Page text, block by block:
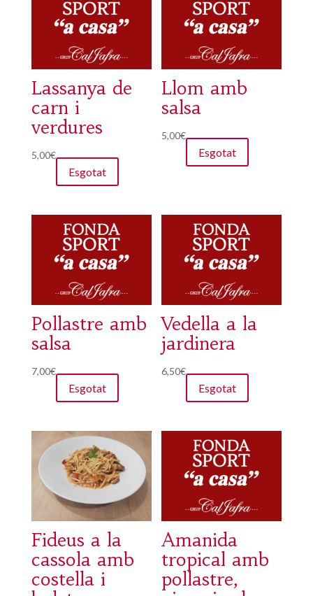
Lassanya de
carn i
verdures
5,00€
Esgotat
Llom amb
salsa
5,00€
Esgotat
Pollastre amb
salsa
7,00€
Esgotat
Vedella a la
jardinera
6,50€
Esgotat
Fideus a la
cassola amb
costella i
Amanida
tropical amb
pollastre,